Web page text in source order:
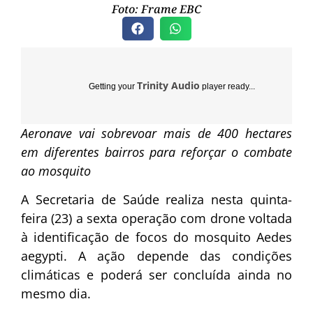
Foto: Frame EBC
Getting your Trinity Audio player ready...
Aeronave vai sobrevoar mais de 400 hectares
em diferentes bairros para reforçar o combate
ao mosquito
A Secretaria de Saúde realiza nesta quinta-
feira (23) a sexta operação com drone voltada
à identificação de focos do mosquito Aedes
aegypti. A ação depende das condições
climáticas e poderá ser concluída ainda no
mesmo dia.